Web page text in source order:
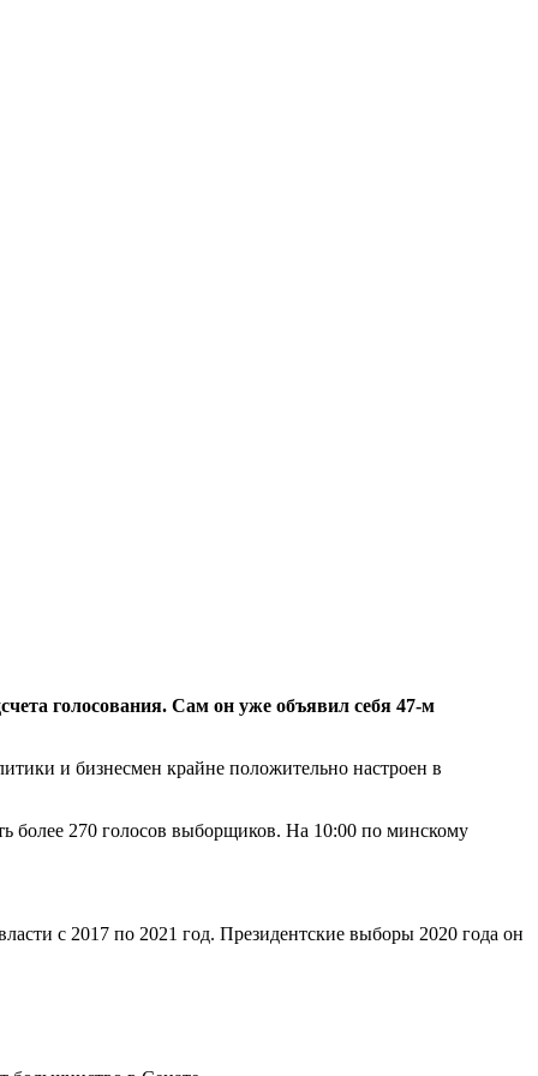
голосования. Сам он уже объявил себя 47-м
и бизнесмен крайне положительно настроен в
более 270 голосов выборщиков. На 10:00 по минскому
с 2017 по 2021 год. Президентские выборы 2020 года он